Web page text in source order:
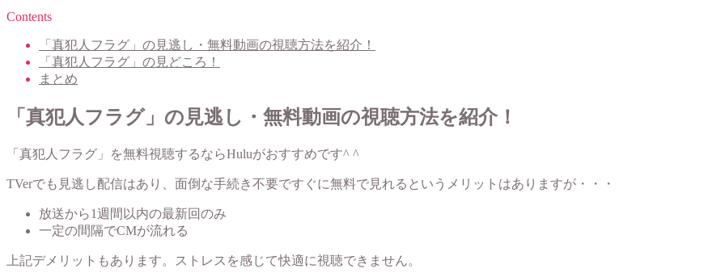
Contents
「真犯人フラグ」の見逃し・無料動画の視聴方法を紹介！
「真犯人フラグ」の見どころ！
まとめ
「真犯人フラグ」の見逃し・無料動画の視聴方法を紹介！
「真犯人フラグ」を無料視聴するならHuluがおすすめです^ ^
TVerでも見逃し配信はあり、面倒な手続き不要ですぐに無料で見れるというメリットはありますが・・・
放送から1週間以内の最新回のみ
一定の間隔でCMが流れる
上記デメリットもあります。ストレスを感じて快適に視聴できません。